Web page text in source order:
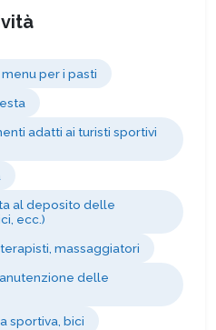
per i pasti
adatti ai turisti sportivi
al deposito delle
ecc.)
massaggiatori
delle
sportiva, bici